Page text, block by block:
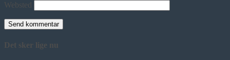
Websted
Det sker lige nu